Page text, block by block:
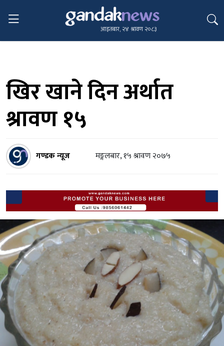
आइतबार, २४ श्रावण २०८३
खिर खाने दिन अर्थात
श्रावण १५
गण्डक न्यूज मङ्गलबार, १५ श्रावण २०७५